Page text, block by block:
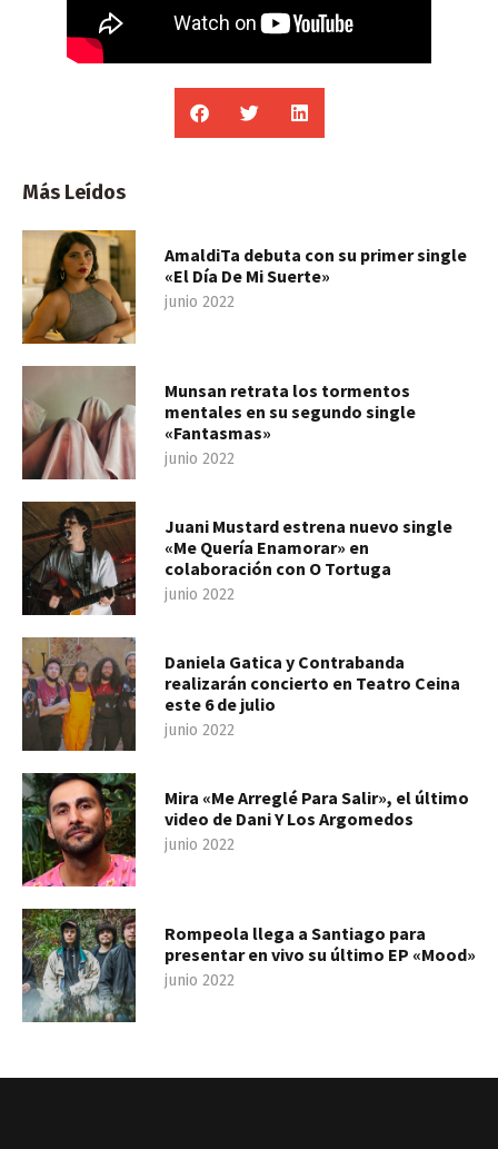
Más Leídos
AmaldiTa debuta con su primer single
«El Día De Mi Suerte»
junio 2022
Munsan retrata los tormentos
mentales en su segundo single
«Fantasmas»
junio 2022
Juani Mustard estrena nuevo single
«Me Quería Enamorar» en
colaboración con O Tortuga
junio 2022
Daniela Gatica y Contrabanda
realizarán concierto en Teatro Ceina
este 6 de julio
junio 2022
Mira «Me Arreglé Para Salir», el último
video de Dani Y Los Argomedos
junio 2022
Rompeola llega a Santiago para
presentar en vivo su último EP «Mood»
junio 2022